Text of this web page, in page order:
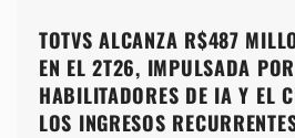
TOTVS ALCANZA R$487
EN EL 2T26, IMPULSADA
HABILITADORES DE IA Y EL
LOS INGRESOS